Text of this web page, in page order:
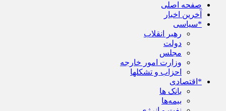
صفحه اصلی
آخرین اخبار
*سیاسی
رهبر انقلاب
دولت
مجلس
وزارت امور خارجه
احزاب و تشکلها
*اقتصادی
بانک ها
بیمه‌ها